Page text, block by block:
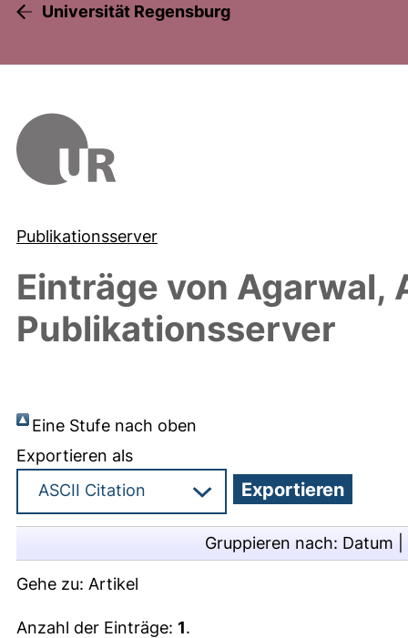
Universität Regensburg
Publikationsserver
Einträge von Agarwal,
Publikationsserver
Eine Stufe nach oben
Exportieren als
Gruppieren nach: Datum
Gehe zu: Artikel
Anzahl der Einträge: 1.